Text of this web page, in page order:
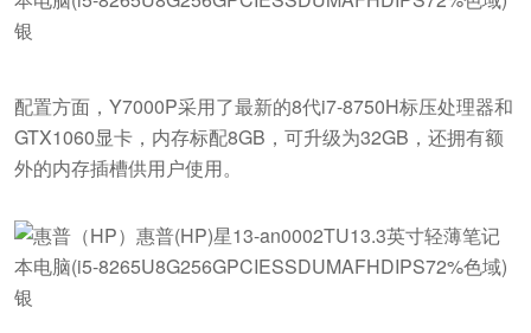
配置方面，Y7000P采用了最新的8代i7-8750H标压处理器和
GTX1060显卡，内存标配8GB，可升级为32GB，还拥有额
外的内存插槽供用户使用。